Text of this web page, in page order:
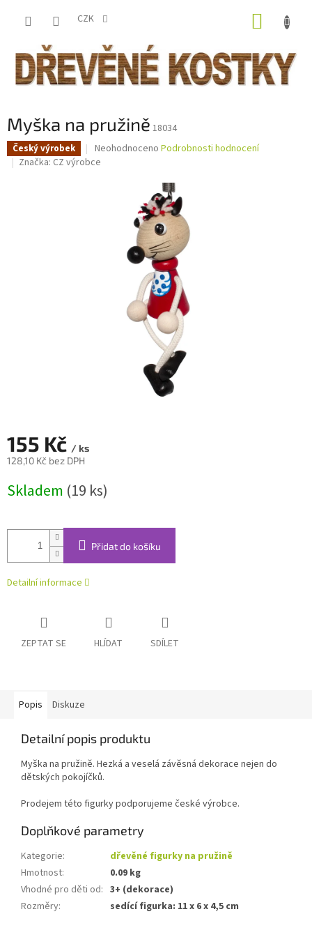
CZK
Myška na pružině 18034
Český výrobek
Průměrné
hodnocení
hvězdiček.
Neohodnoceno Podrobnosti hodnocení
Značka: CZ výrobce
155 Kč / ks
128,10 Kč bez DPH
cena:
Skladem (19 ks)
Přidat do košíku
Detailní informace
ZEPTAT SE HLÍDAT SDÍLET
Popis Diskuze
Detailní popis produktu
Myška na pružině. Hezká a veselá závěsná dekorace nejen do
dětských pokojíčků.
Prodejem této figurky podporujeme české výrobce.
Doplňkové parametry
Kategorie:
dřevěné figurky na pružině
Hmotnost:
0.09 kg
Vhodné pro děti od: 3+ (dekorace)
Rozměry: sedící figurka: 11 x 6 x 4,5 cm